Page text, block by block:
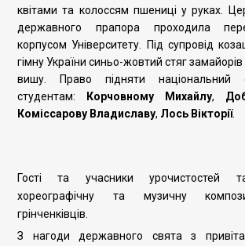
квітами та колоссям пшениці у руках.
державного прапора проходила
корпусом Університету. Під супровід
гімну України синьо-жовтий стяг
вишу. Право підняти національний
студентам:
Корчовному Михайлу,
Коміссарову Владиславу, Лось Вікторії.
Гості та учасники урочистостей
хореографічну та музичну
грінченківців.
З нагоди державного свята з